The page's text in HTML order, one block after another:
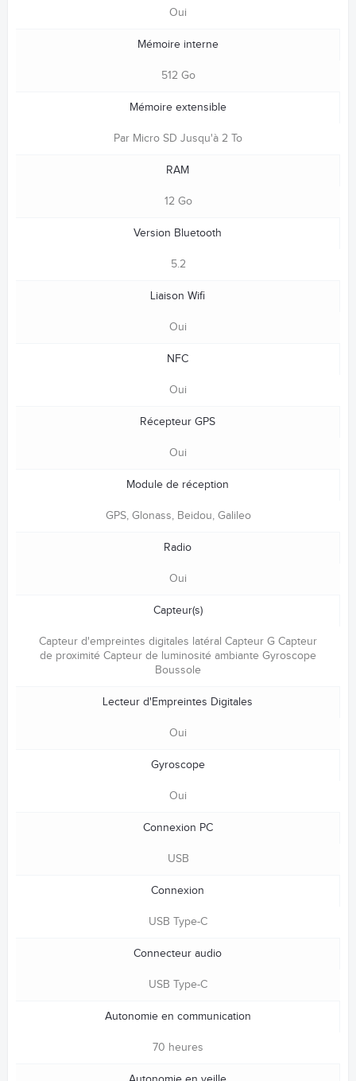
Oui
Mémoire interne
512 Go
Mémoire extensible
Par Micro SD Jusqu'à 2 To
RAM
12 Go
Version Bluetooth
5.2
Liaison Wifi
Oui
NFC
Oui
Récepteur GPS
Oui
Module de réception
GPS, Glonass, Beidou, Galileo
Radio
Oui
Capteur(s)
Capteur d'empreintes digitales latéral Capteur G Capteur
de proximité Capteur de luminosité ambiante Gyroscope
Boussole
Lecteur d'Empreintes Digitales
Oui
Gyroscope
Oui
Connexion PC
USB
Connexion
USB Type-C
Connecteur audio
USB Type-C
Autonomie en communication
70 heures